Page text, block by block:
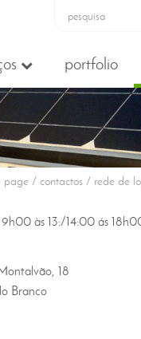
portfolio
page / contactos / rede de
às 13:/14:00 ás
18
Branco